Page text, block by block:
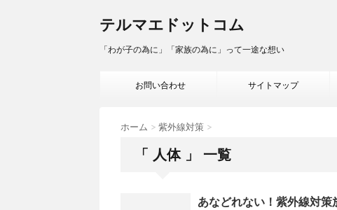
テルマエドットコム
「わが子の為に」「家族の為に」って一途な想い
お問い合わせ サイトマップ
ホーム > 紫外線対策 >
「 人体 」 一覧
あなどれない！紫外線対策